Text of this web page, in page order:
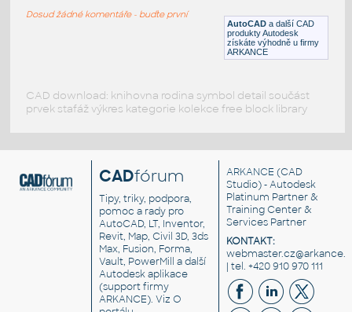
DWG Ventily AutoCAD a další CAD
produkty Autodesk
získáte výhodně u firmy
ARKANCE
Dosud žádné komentáře - buďte první
CAD download: knihovna rodina symbol detail součást
prvek stafáž výkres kategorie kolekce free block library
CADfórum
Tipy, triky, podpora,
pomoc a rady pro
AutoCAD, LT, Inventor,
Revit, Map, Civil 3D, 3ds
Max, Fusion, Forma,
Vault, PowerMill a další
Autodesk aplikace
(support firmy
ARKANCE). VizO
ARKANCE (CAD
Studio) - Autodesk
Platinum Partner &
Training Center &
Services Partner
KONTAKT:
| tel. +420 910 970 111